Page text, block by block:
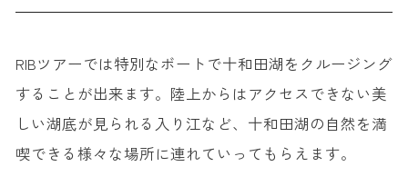
RIBツアーでは特別なボートで十和田湖をクルージング
することが出来ます。陸上からはアクセスできない美
しい湖底が見られる入り江など、十和田湖の自然を満
喫できる様々な場所に連れていってもらえます。